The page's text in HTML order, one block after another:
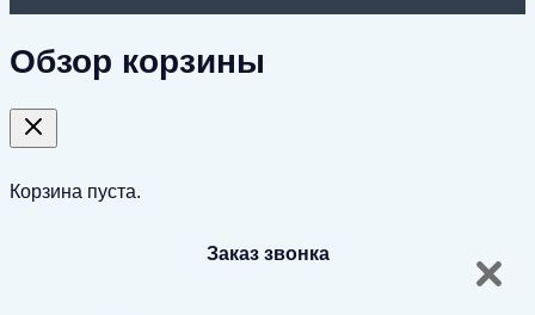
Обзор корзины
Корзина пуста.
Заказ звонка